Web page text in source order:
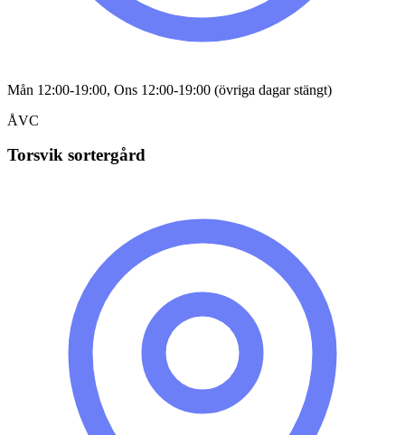
Mån 12:00-19:00, Ons 12:00-19:00 (övriga dagar stängt)
ÅVC
Torsvik sortergård